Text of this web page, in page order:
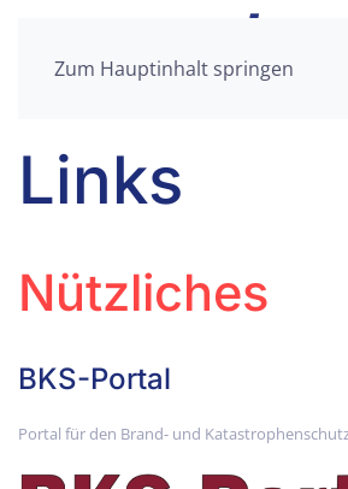
Zum Hauptinhalt springen
Links
Nützliches
BKS-Portal
Portal für den Brand- und